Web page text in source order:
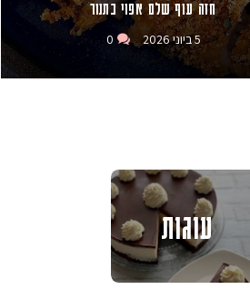
חזה עוף שלם אפוי בתנור
5 ביוני 2026 0
עוגות